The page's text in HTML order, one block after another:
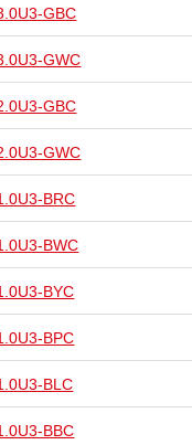
GBC
GWC
GBC
GWC
BRC
BWC
BYC
BPC
BLC
BBC